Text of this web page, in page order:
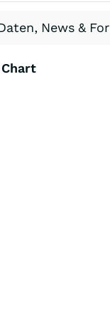
News &